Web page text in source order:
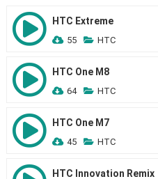
HTC Extreme
55 HTC
HTC One M8
64 HTC
HTC One M7
45 HTC
HTC Innovation Remix